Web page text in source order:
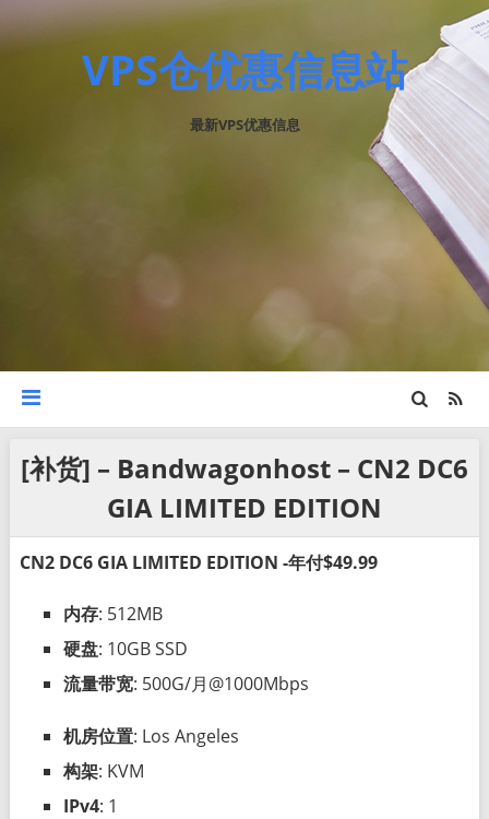
VPS仓优惠信息站
最新VPS优惠信息
[补货] – Bandwagonhost – CN2 DC6
GIA LIMITED EDITION
CN2 DC6 GIA LIMITED EDITION -年付$49.99
内存: 512MB
硬盘: 10GB SSD
流量带宽: 500G/月@1000Mbps
机房位置: Los Angeles
构架: KVM
IPv4: 1